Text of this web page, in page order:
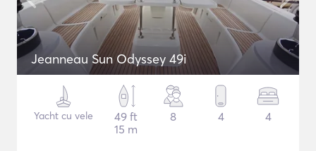
Jeanneau Sun Odyssey 49i
Yacht cu vele
49 ft
15 m
8 4 4